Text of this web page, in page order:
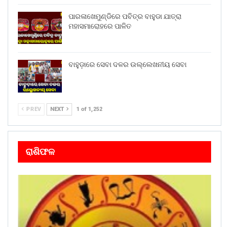
ପାରଳାଖେମୁଣ୍ଡିରେ ପବିତ୍ର ବାହୁଡା ଯାତ୍ରା
ମହାସମାରୋହରେ ପାଳିତ
ବାହୁଡ଼ାରେ ସେବା ଦଳର ଉଲ୍ଲେଖନୀୟ ସେବା
PREV NEXT 1 of 1,252
ରାଶିଫଳ